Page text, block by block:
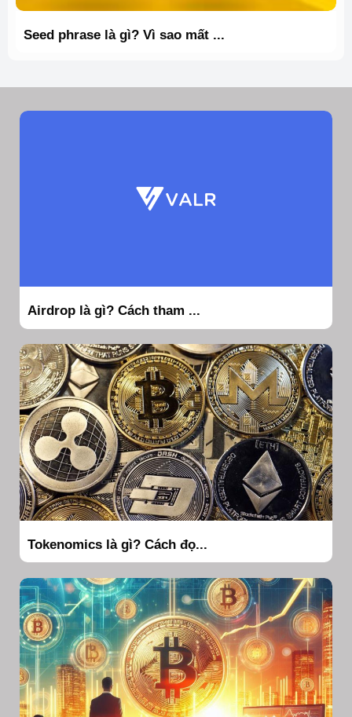
Seed phrase là gì? Vì sao mất ...
Airdrop là gì? Cách tham ...
Tokenomics là gì? Cách đọ...